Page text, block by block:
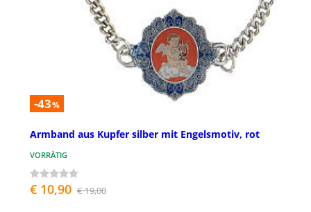
-43%
Armband aus Kupfer silber mit Engelsmotiv, rot
VORRÄTIG
€ 10,90 € 19,00